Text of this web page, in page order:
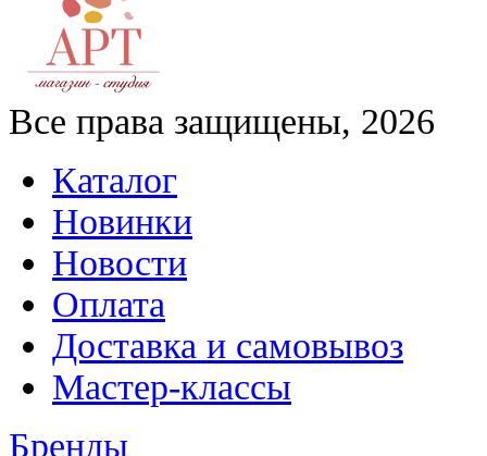
Все права защищены, 2026
Каталог
Новинки
Новости
Оплата
Доставка и самовывоз
Мастер-классы
Бренды